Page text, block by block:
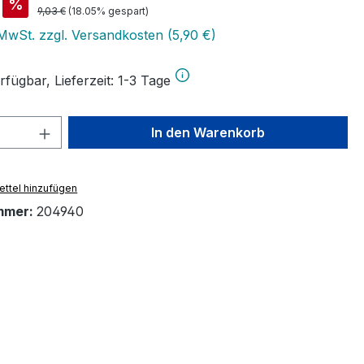
% Regulärer Preis:
9,03 € (18.05% gespart)
zzgl. Versandkosten (5,90 €)
Lieferzeit: 1-3 Tage
Anzahl: Gib den gewünschten Wert
In den Warenkorb
hinzufügen
204940